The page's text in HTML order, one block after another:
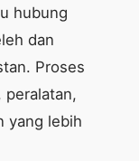
hubung
dan
Proses
peralatan,
yang lebih